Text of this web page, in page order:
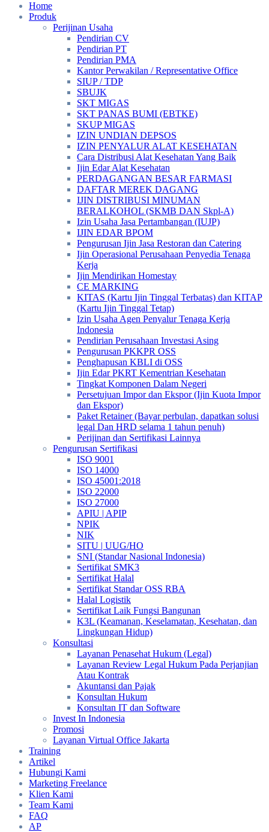
Home
Produk
Perijinan Usaha
Pendirian CV
Pendirian PT
Pendirian PMA
Kantor Perwakilan / Representative Office
SIUP / TDP
SBUJK
SKT MIGAS
SKT PANAS BUMI (EBTKE)
SKUP MIGAS
IZIN UNDIAN DEPSOS
IZIN PENYALUR ALAT KESEHATAN
Cara Distribusi Alat Kesehatan Yang Baik
Ijin Edar Alat Kesehatan
PERDAGANGAN BESAR FARMASI
DAFTAR MEREK DAGANG
IJIN DISTRIBUSI MINUMAN
BERALKOHOL (SKMB DAN Skpl-A)
Izin Usaha Jasa Pertambangan (IUJP)
IJIN EDAR BPOM
Pengurusan Ijin Jasa Restoran dan Catering
Ijin Operasional Perusahaan Penyedia Tenaga
Kerja
Ijin Mendirikan Homestay
CE MARKING
KITAS (Kartu Ijin Tinggal Terbatas) dan KITAP
(Kartu Ijin Tinggal Tetap)
Izin Usaha Agen Penyalur Tenaga Kerja
Indonesia
Pendirian Perusahaan Investasi Asing
Pengurusan PKKPR OSS
Penghapusan KBLI di OSS
Ijin Edar PKRT Kementrian Kesehatan
Tingkat Komponen Dalam Negeri
Persetujuan Impor dan Ekspor (Ijin Kuota Impor
dan Ekspor)
Paket Retainer (Bayar perbulan, dapatkan solusi
legal Dan HRD selama 1 tahun penuh)
Perijinan dan Sertifikasi Lainnya
Pengurusan Sertifikasi
ISO 9001
ISO 14000
ISO 45001:2018
ISO 22000
ISO 27000
APIU | APIP
NPIK
NIK
SITU | UUG/HO
SNI (Standar Nasional Indonesia)
Sertifikat SMK3
Sertifikat Halal
Sertifikat Standar OSS RBA
Halal Logistik
Sertifikat Laik Fungsi Bangunan
K3L (Keamanan, Keselamatan, Kesehatan, dan
Lingkungan Hidup)
Konsultasi
Layanan Penasehat Hukum (Legal)
Layanan Review Legal Hukum Pada Perjanjian
Atau Kontrak
Akuntansi dan Pajak
Konsultan Hukum
Konsultan IT dan Software
Invest In Indonesia
Promosi
Layanan Virtual Office Jakarta
Training
Artikel
Hubungi Kami
Marketing Freelance
Klien Kami
Team Kami
FAQ
AP